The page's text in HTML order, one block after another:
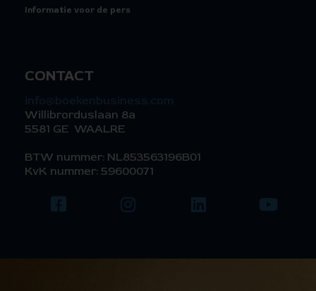
Informatie voor de pers
CONTACT
info@boekenbusiness.com
Willibrorduslaan 8a
5581 GE WAALRE
BTW nummer: NL853563196B01
KvK nummer: 59600071